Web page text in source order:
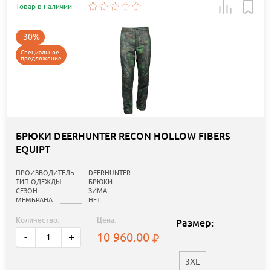
Товар в наличии
-30%
Специальное
предложение
БРЮКИ DEERHUNTER RECON HOLLOW FIBERS
EQUIPT
ПРОИЗВОДИТЕЛЬ:
DEERHUNTER
ТИП ОДЕЖДЫ:
БРЮКИ
СЕЗОН:
ЗИМА
МЕМБРАНА:
НЕТ
Количество:
- +
Цена:
10 960.00
Размер:
3XL